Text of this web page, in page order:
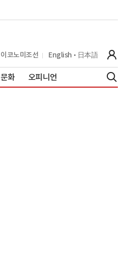
이코노미조선 English 日本語
문화 오피니언